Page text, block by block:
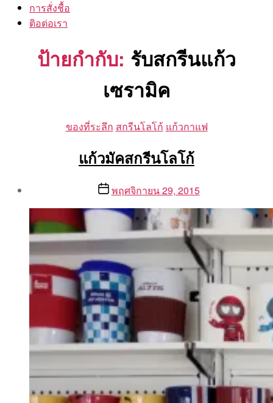
การสั่งชื้อ
ติอต่อเรา
ป้ายกำกับ: รับสกรีนแก้ว
เซรามิค
Categories
ของที่ระลึก สกรีนโลโก้ แก้วกาแฟ
แก้วมัคสกรีนโลโก้
By
Aea
Postพฤศจิกายน 29, 2015